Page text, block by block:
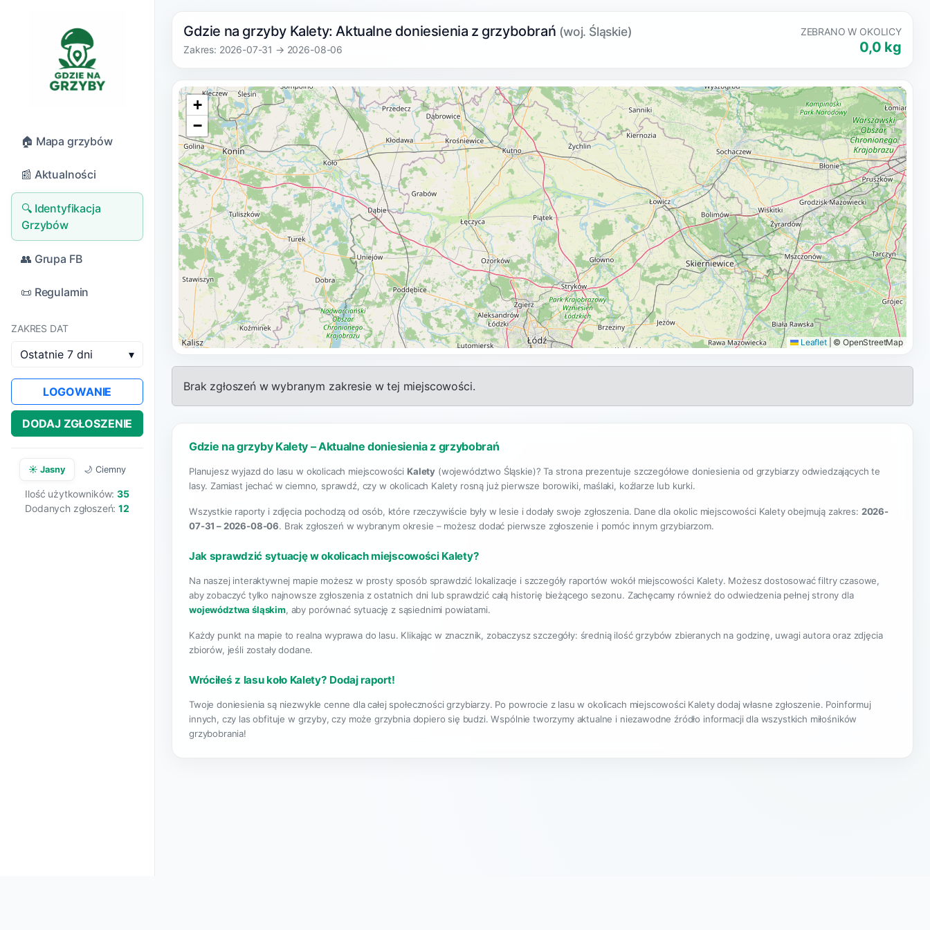
🏠 Mapa grzybów
📰 Aktualności
🔍 Identyfikacja
Grzybów
👥 Grupa FB
📜 Regulamin
ZAKRES DAT
Ostatnie 7 dni ▾
LOGOWANIE
DODAJ ZGŁOSZENIE
☀️ Jasny 🌙 Ciemny
Ilość użytkowników:35
Dodanych zgłoszeń:12
Gdzie na grzyby Kalety: Aktualne doniesienia z grzybobrań (woj. Śląskie)
Zakres: 2026-07-31 → 2026-08-06
ZEBRANO W OKOLICY
0,0 kg
+
−
Leaflet © OpenStreetMap
Brak zgłoszeń w wybranym zakresie w tej miejscowości.
Gdzie na grzyby Kalety – Aktualne doniesienia z grzybobrań
Planujesz wyjazd do lasu w okolicach miejscowości Kalety (województwo Śląskie)? Ta strona prezentuje szczegółowe doniesienia od grzybiarzy odwiedzających te
lasy. Zamiast jechać w ciemno, sprawdź, czy w okolicach Kalety rosną już pierwsze borowiki, maślaki, koźlarze lub kurki.
Wszystkie raporty i zdjęcia pochodzą od osób, które rzeczywiście były w lesie i dodały swoje zgłoszenia. Dane dla okolic miejscowości Kalety obejmują zakres: 2026-
07-31 – 2026-08-06. Brak zgłoszeń w wybranym okresie – możesz dodać pierwsze zgłoszenie i pomóc innym grzybiarzom.
Jak sprawdzić sytuację w okolicach miejscowości Kalety?
Na naszej interaktywnej mapie możesz w prosty sposób sprawdzić lokalizacje i szczegóły raportów wokół miejscowości Kalety. Możesz dostosować filtry czasowe,
aby zobaczyć tylko najnowsze zgłoszenia z ostatnich dni lub sprawdzić całą historię bieżącego sezonu. Zachęcamy również do odwiedzenia pełnej strony dla
województwa śląskim, aby porównać sytuację z sąsiednimi powiatami.
Każdy punkt na mapie to realna wyprawa do lasu. Klikając w znacznik, zobaczysz szczegóły: średnią ilość grzybów zbieranych na godzinę, uwagi autora oraz zdjęcia
zbiorów, jeśli zostały dodane.
Wróciłeś z lasu koło Kalety? Dodaj raport!
Twoje doniesienia są niezwykle cenne dla całej społeczności grzybiarzy. Po powrocie z lasu w okolicach miejscowości Kalety dodaj własne zgłoszenie. Poinformuj
innych, czy las obfituje w grzyby, czy może grzybnia dopiero się budzi. Wspólnie tworzymy aktualne i niezawodne źródło informacji dla wszystkich miłośników
grzybobrania!